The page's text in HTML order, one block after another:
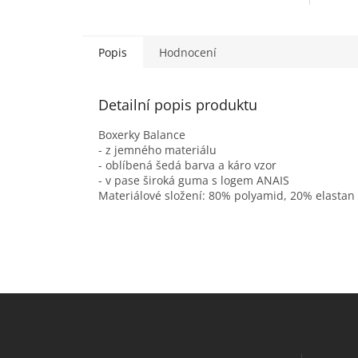
Popis Hodnocení
Detailní popis produktu
Boxerky Balance
- z jemného materiálu
- oblíbená šedá barva a káro vzor
- v pase široká guma s logem ANAIS
Materiálové složení: 80% polyamid, 20% elastan
Z